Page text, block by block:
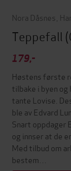
Nora Dåsnes
Teppefall
179,-
Høstens første
tilbake i byen
tante Lovise.
ble av Edvard
Snart oppdager
og innser at de
Med tilbud om
bestem…